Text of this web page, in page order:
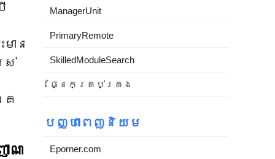
ាន
ស់
េ
ណ
ManagerUnit
PrimaryRemote
SkilledModuleSearch
ផ្នែកគ្រប់គ្រង
បញ្ហាពេញនិយម
Eporner.com